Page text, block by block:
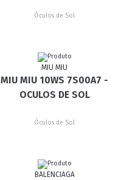
Óculos de Sol
MIU MIU
MIU MIU 10WS 7S00A7 -
OCULOS DE SOL
Óculos de Sol
BALENCIAGA